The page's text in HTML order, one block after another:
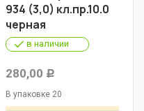
934 (3,0) кл.пр.10.0
черная
в наличии
280,00 Р
В упаковке 20